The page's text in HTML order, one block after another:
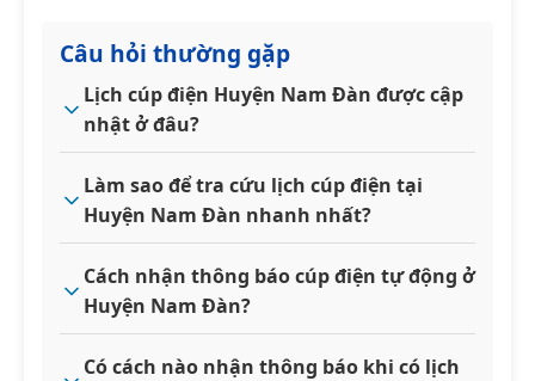
Câu hỏi thường gặp
Lịch cúp điện Huyện Nam Đàn được cập
nhật ở đâu?
Làm sao để tra cứu lịch cúp điện tại
Huyện Nam Đàn nhanh nhất?
Cách nhận thông báo cúp điện tự động ở
Huyện Nam Đàn?
Có cách nào nhận thông báo khi có lịch